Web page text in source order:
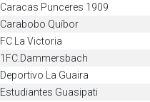
Caracas Punceres 1909
Carabobo Quíbor
FC La Victoria
1FC.Dammersbach
Deportivo La Guaira
Estudiantes Guasipati